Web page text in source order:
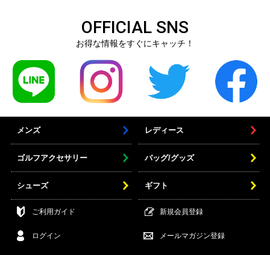
OFFICIAL SNS
お得な情報をすぐにキャッチ！
メンズ レディース
ゴルフアクセサリー バッグ/グッズ
シューズ ギフト
ご利用ガイド 新規会員登録
ログイン メールマガジン登録